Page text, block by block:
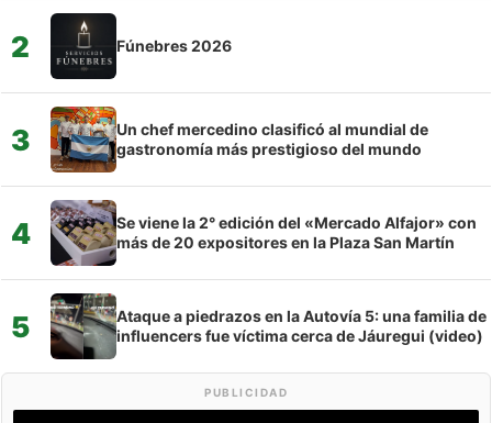
2 Fúnebres 2026
3
Un chef mercedino clasificó al mundial de
gastronomía más prestigioso del mundo
4
Se viene la 2° edición del «Mercado Alfajor» con
más de 20 expositores en la Plaza San Martín
5
Ataque a piedrazos en la Autovía 5: una familia de
influencers fue víctima cerca de Jáuregui (video)
PUBLICIDAD